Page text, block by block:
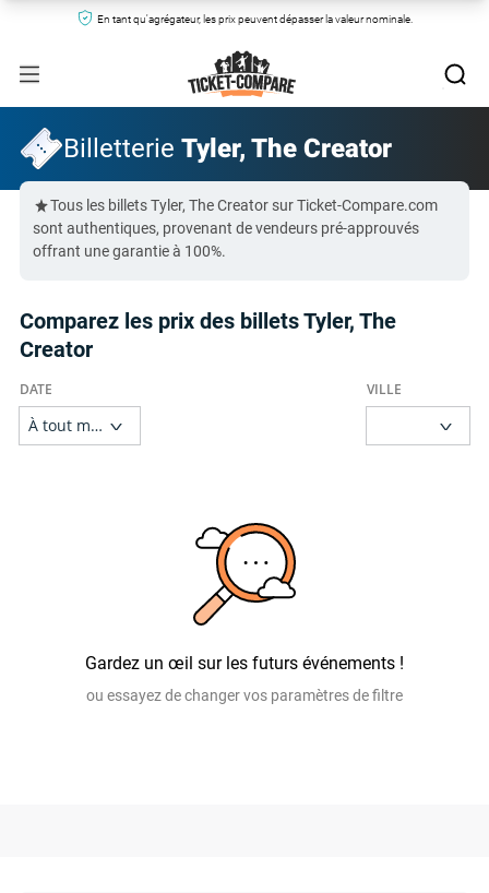
En tant qu'agrégateur, les prix peuvent dépasser la valeur nominale.
Billetterie Tyler, The Creator
Tous les billets Tyler, The Creator sur Ticket-Compare.com
sont authentiques, provenant de vendeurs pré-approuvés
offrant une garantie à 100%.
Comparez les prix des billets Tyler, The
Creator
Gardez un œil sur les futurs événements !
ou essayez de changer vos paramètres de filtre